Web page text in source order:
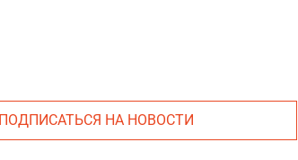
ПОДПИСАТЬСЯ НА НОВОСТИ